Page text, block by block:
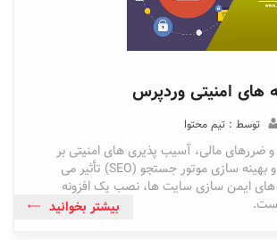
های امنیتی وردپرس
توسط : تیم محتوا
و ضررهای مالی، آسیب پذیری های امنیتی بر
اعتبار وب سایت و بهینه سازی موتور جستجو (SEO) تأثیر می
های ایمن سازی سایت ها، نصب یک افزونه
بیشتر بخوانید